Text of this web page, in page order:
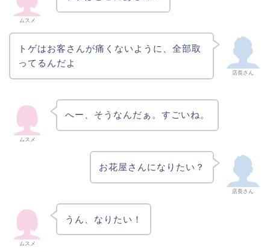
ムスメ
店長さん
トゲはお客さんが痛くないように、全部取
ってるんだよ
ムスメ
へー、そうなんだぁ。すごいね。
店長さん
お花屋さんになりたい？
ムスメ
うん、なりたい！